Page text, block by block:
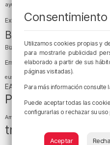
ayuntamiento de Bilbao
Exhibition Center) Bilbao
Bizkaia y sus
Bizkaia
Deusto Diócesis de Bilbao
Ernesto Valverde Ertzaintza
euskera fiestas fútbol
EA Sports Liga Endesa música
Política religión San Mamés
Arriaga tiempotiempo
tráfico en Bizkaia
Utilizamos cookies propias y
para mostrarle publicidad
elaborado a partir de sus
páginas visitadas).
Para más información consulte
Puede aceptar todas las
configurarlas o rechazar su
Aceptar